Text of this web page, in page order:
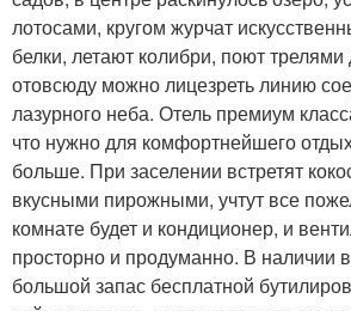
лотосами, кругом журчат
белки, летают колибри, поют
отовсюду можно лицезреть линию
лазурного неба. Отель премиум
что нужно для комфортнейшего
больше. При заселении встретят
вкусными пирожными, учтут все
комнате будет и кондиционер, и
просторно и продуманно. В наличии
большой запас бесплатной